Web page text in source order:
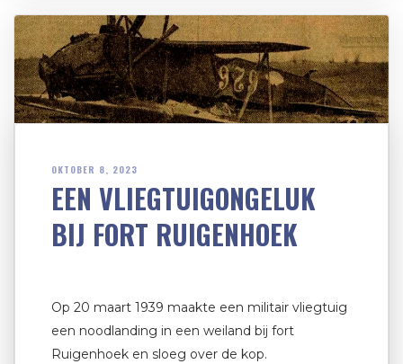
OKTOBER 8, 2023
EEN VLIEGTUIGONGELUK
BIJ FORT RUIGENHOEK
Op 20 maart 1939 maakte een militair vliegtuig
een noodlanding in een weiland bij fort
Ruigenhoek en sloeg over de kop.